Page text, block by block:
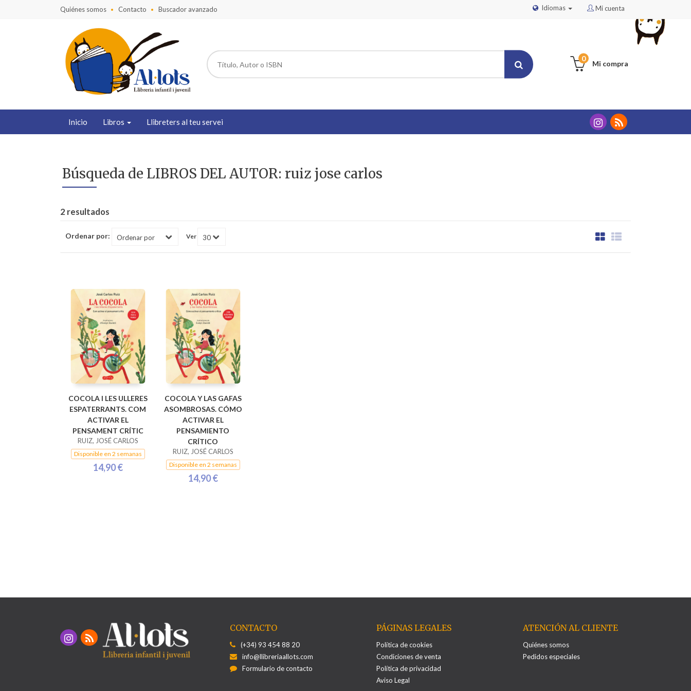
Mi cuenta
Idiomas
Quiénes somos Contacto Buscador avanzado
Mi compra
0
Inicio Libros Llibreters al teu servei
Búsqueda de LIBROS DEL AUTOR: ruiz jose carlos
2 resultados
Ordenar por: Ver
COCOLA I LES ULLERES
ESPATERRANTS. COM
ACTIVAR EL
PENSAMENT CRÍTIC
RUIZ, JOSÉ CARLOS
Disponible en 2 semanas
14,90 €
COCOLA Y LAS GAFAS
ASOMBROSAS. CÓMO
ACTIVAR EL
PENSAMIENTO
CRÍTICO
RUIZ, JOSÉ CARLOS
Disponible en 2 semanas
14,90 €
CONTACTO
(+34) 93 454 88 20
info@llibreriaallots.com
Formulario de contacto
PÁGINAS LEGALES
Política de cookies
Condiciones de venta
Política de privacidad
Aviso Legal
ATENCIÓN AL CLIENTE
Quiénes somos
Pedidos especiales